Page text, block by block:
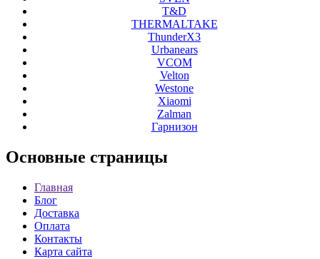
T&D
THERMALTAKE
ThunderX3
Urbanears
VCOM
Velton
Westone
Xiaomi
Zalman
Гарнизон
Основные страницы
Главная
Блог
Доставка
Оплата
Контакты
Карта сайта